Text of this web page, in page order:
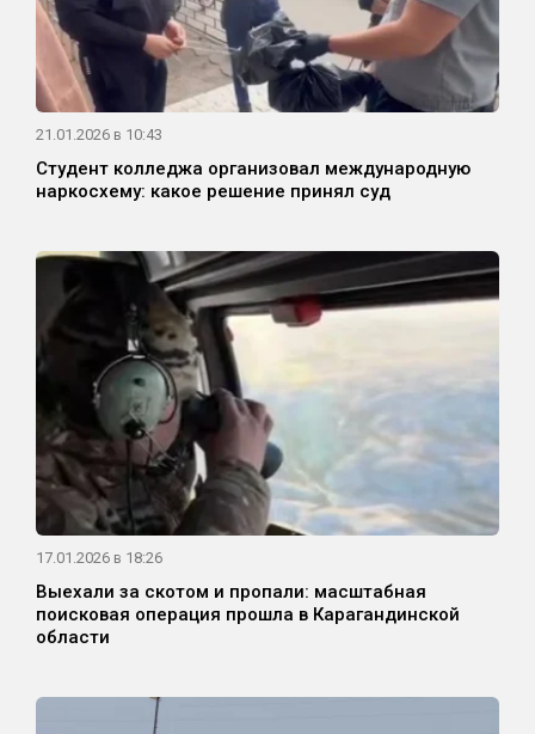
21.01.2026 в 10:43
Студент колледжа организовал международную
наркосхему: какое решение принял суд
17.01.2026 в 18:26
Выехали за скотом и пропали: масштабная
поисковая операция прошла в Карагандинской
области